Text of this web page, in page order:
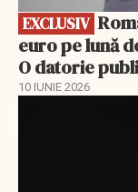
EXCLUSIV
euro pe lună
O datorie
10 IUNIE 2026